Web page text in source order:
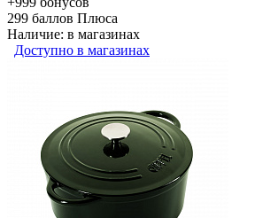
299 баллов Плюса
Наличие: в магазинах
Доступно в магазинах